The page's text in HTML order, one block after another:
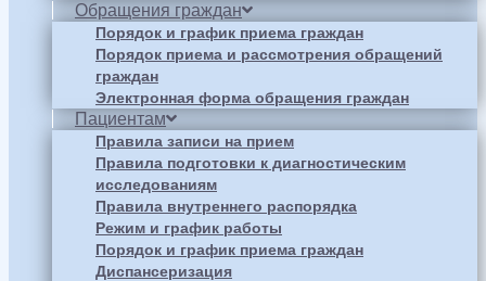
Обращения граждан
Порядок и график приема граждан
Порядок приема и рассмотрения обращений
граждан
Электронная форма обращения граждан
Пациентам
Правила записи на прием
Правила подготовки к диагностическим
исследованиям
Правила внутреннего распорядка
Режим и график работы
Порядок и график приема граждан
Диспансеризация